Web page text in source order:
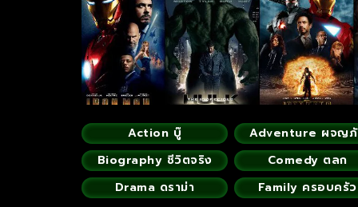
Action บู๊
Adventure ผจญ
Biography ชีวิตจริง
Comedy ตลก
Drama ดราม่า
Family ครอบครัว